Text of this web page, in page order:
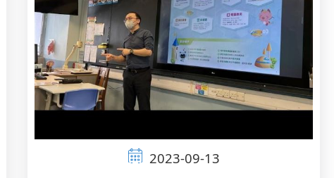
2023-09-13